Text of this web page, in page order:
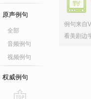
原声例句
全部
音频例句
视频例句
权威例句
例句来自
看美剧边